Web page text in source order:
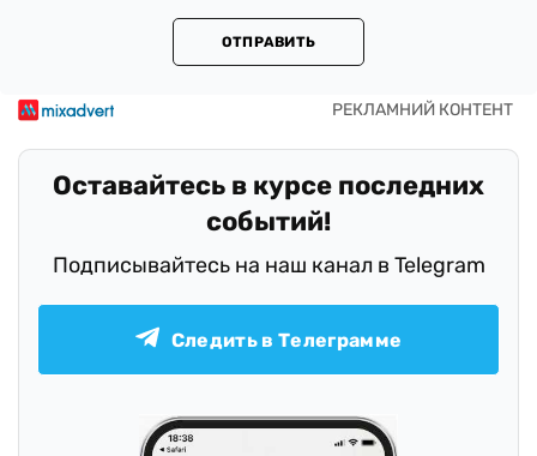
ОТПРАВИТЬ
Оставайтесь в курсе последних
событий!
Подписывайтесь на наш канал в Telegram
Следить в Телеграмме